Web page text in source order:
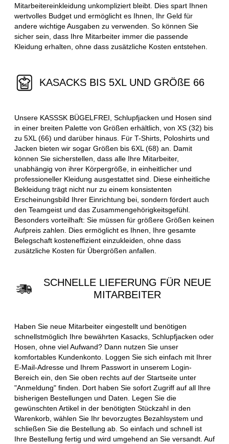
Mitarbeitereinkleidung unkompliziert bleibt. Dies spart Ihnen
wertvolles Budget und ermöglicht es Ihnen, Ihr Geld für
andere wichtige Ausgaben zu verwenden. So können Sie
sicher sein, dass Ihre Mitarbeiter immer die passende
Kleidung erhalten, ohne dass zusätzliche Kosten entstehen.
KASACKS BIS 5XL UND GRÖßE 66
Unsere KASSSK BÜGELFREI, Schlupfjacken und Hosen sind
in einer breiten Palette von Größen erhältlich, von XS (32) bis
zu 5XL (66) und darüber hinaus. Für T-Shirts, Poloshirts und
Jacken bieten wir sogar Größen bis 6XL (68) an. Damit
können Sie sicherstellen, dass alle Ihre Mitarbeiter,
unabhängig von ihrer Körpergröße, in einheitlicher und
professioneller Kleidung ausgestattet sind. Diese einheitliche
Bekleidung trägt nicht nur zu einem konsistenten
Erscheinungsbild Ihrer Einrichtung bei, sondern fördert auch
den Teamgeist und das Zusammengehörigkeitsgefühl.
Besonders vorteilhaft: Sie müssen für größere Größen keinen
Aufpreis zahlen. Dies ermöglicht es Ihnen, Ihre gesamte
Belegschaft kosteneffizient einzukleiden, ohne dass
zusätzliche Kosten für Übergrößen anfallen.
SCHNELLE LIEFERUNG FÜR NEUE
MITARBEITER
Haben Sie neue Mitarbeiter eingestellt und benötigen
schnellstmöglich Ihre bewährten Kasacks, Schlupfjacken oder
Hosen, ohne viel Aufwand? Dann nutzen Sie unser
komfortables Kundenkonto. Loggen Sie sich einfach mit Ihrer
E-Mail-Adresse und Ihrem Passwort in unserem Login-
Bereich ein, den Sie oben rechts auf der Startseite unter
"Anmeldung" finden. Dort haben Sie sofort Zugriff auf all Ihre
bisherigen Bestellungen und Daten. Legen Sie die
gewünschten Artikel in der benötigten Stückzahl in den
Warenkorb, wählen Sie Ihr bevorzugtes Bezahlsystem und
schließen Sie die Bestellung ab. So einfach und schnell ist
Ihre Bestellung fertig und wird umgehend an Sie versandt. Auf